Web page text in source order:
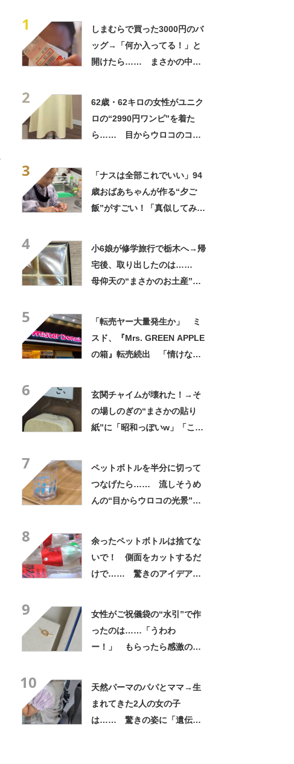
1
しまむらで買った3000円のバ
ッグ→「何か入ってる！」と
開けたら…… まさかの中身
2
62歳・62キロの女性がユニク
ロの“2990円ワンピ”を着た
ら…… 目からウロコのコー
3
「ナスは全部これでいい」94
歳おばあちゃんが作る“夕ご
飯”がすごい！「真似してみま
4
小6娘が修学旅行で栃木へ→帰
宅後、取り出したのは……
母仰天の“まさかのお土産”に
5
「転売ヤー大量発生か」 ミ
スド、『Mrs. GREEN APPLE
の箱』転売続出 「情けない
6
玄関チャイムが壊れた！→そ
の場しのぎの“まさかの貼り
紙”に「昭和っぽいw」「こん
7
ペットボトルを半分に切って
つなげたら…… 流しそうめ
んの“目からウロコの光景”に
8
余ったペットボトルは捨てな
いで！ 側面をカットするだ
けで…… 驚きのアイデアに
9
女性がご祝儀袋の“水引”で作
ったのは……「うわわ
ー！」 もらったら感激のデ
10
天然パーマのパパとママ→生
まれてきた2人の女の子
は…… 驚きの姿に「遺伝っ